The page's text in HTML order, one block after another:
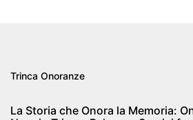
Trinca Onoranze
La Storia che Onora la Memoria: